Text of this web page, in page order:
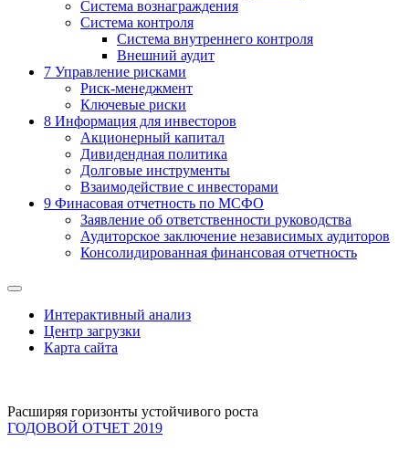
Система вознаграждения
Система контроля
Система внутреннего контроля
Внешний аудит
7 Управление рисками
Риск-менеджмент
Ключевые риски
8 Информация для инвесторов
Акционерный капитал
Дивидендная политика
Долговые инструменты
Взаимодействие с инвеcторами
9 Финасовая отчетность по МСФО
Заявление об ответственности руководства
Аудиторское заключение независимых аудиторов
Консолидированная финансовая отчетность
Интерактивный анализ
Центр загрузки
Карта сайта
Расширяя горизонты устойчивого роста
ГОДОВОЙ ОТЧЕТ 2019